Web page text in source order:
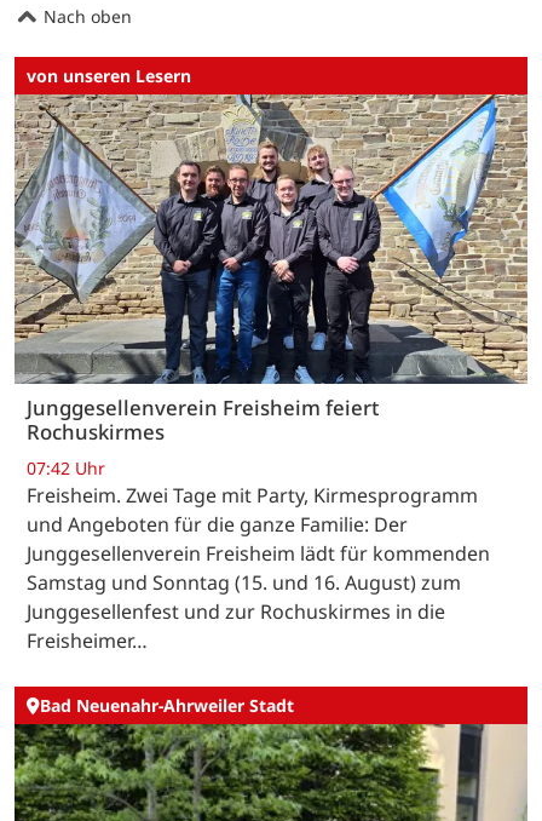
Nach oben
von unseren Lesern
Junggesellenverein Freisheim feiert
Rochuskirmes
07:42 Uhr
Freisheim. Zwei Tage mit Party, Kirmesprogramm
und Angeboten für die ganze Familie: Der
Junggesellenverein Freisheim lädt für kommenden
Samstag und Sonntag (15. und 16. August) zum
Junggesellenfest und zur Rochuskirmes in die
Freisheimer…
Bad Neuenahr-Ahrweiler Stadt